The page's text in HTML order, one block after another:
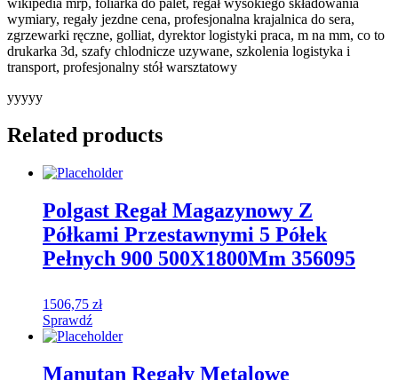
wikipedia mrp, foliarka do palet, regał wysokiego składowania
wymiary, regały jezdne cena, profesjonalna krajalnica do sera,
zgrzewarki ręczne, golliat, dyrektor logistyki praca, m na mm, co to
drukarka 3d, szafy chlodnicze uzywane, szkolenia logistyka i
transport, profesjonalny stół warsztatowy
yyyyy
Related products
Polgast Regał Magazynowy Z
Półkami Przestawnymi 5 Półek
Pełnych 900 500X1800Mm 356095
1506,75 zł
Sprawdź
Manutan Regały Metalowe